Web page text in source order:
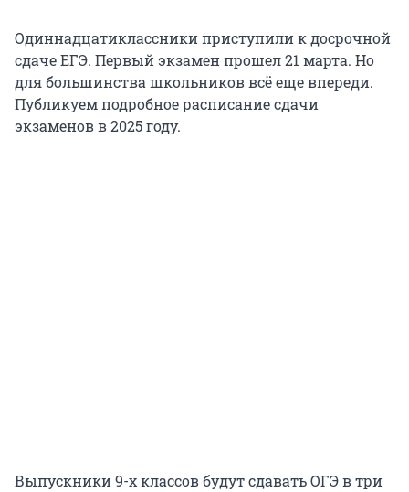
Одиннадцатиклассники приступили к досрочной
сдаче ЕГЭ. Первый экзамен прошел21 марта. Но
для большинства школьников всё еще впереди.
Публикуем подробное расписание сдачи
экзаменов в 2025 году.
Выпускники 9-х классов будут сдавать ОГЭ в три